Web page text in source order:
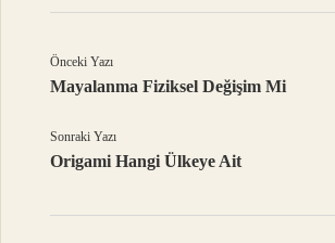
Önceki Yazı
Mayalanma Fiziksel Değişim Mi
Sonraki Yazı
Origami Hangi Ülkeye Ait